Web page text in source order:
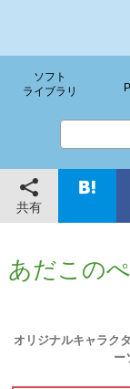
ソフト
ライブラリ
共有
あだこの
オリジナルキャラク
ー